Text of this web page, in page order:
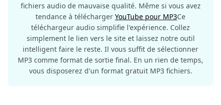
fichiers audio de mauvaise qualité. Même si vous avez
tendance à télécharger YouTube pour MP3Ce
téléchargeur audio simplifie l'expérience. Collez
simplement le lien vers le site et laissez notre outil
intelligent faire le reste. Il vous suffit de sélectionner
MP3 comme format de sortie final. En un rien de temps,
vous disposerez d'un format gratuit MP3 fichiers.